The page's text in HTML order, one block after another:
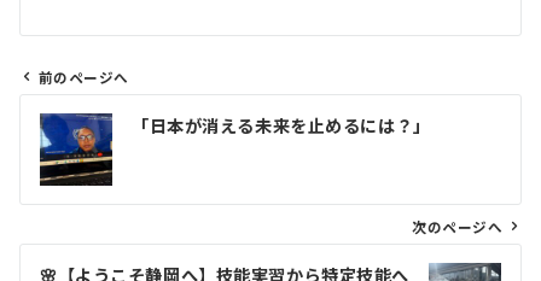
ビ
前のページへ
「日本が消える未来を止めるには？」
次のページへ
🌸【ようこそ静岡へ】技能実習から特定技能へ